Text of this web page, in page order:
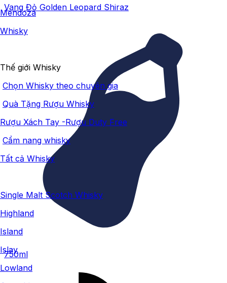
Mendoza
Whisky
Thế giới Whisky
Chọn Whisky theo chuyên gia
Quà Tặng Rượu Whisky
Rượu Xách Tay -Rượu Duty Free
Cẩm nang whisky
Tất cả Whisky
Single Malt Scotch Whisky
Highland
Island
Islay
Lowland
Vang Đỏ Golden Leopard Shiraz
750ml